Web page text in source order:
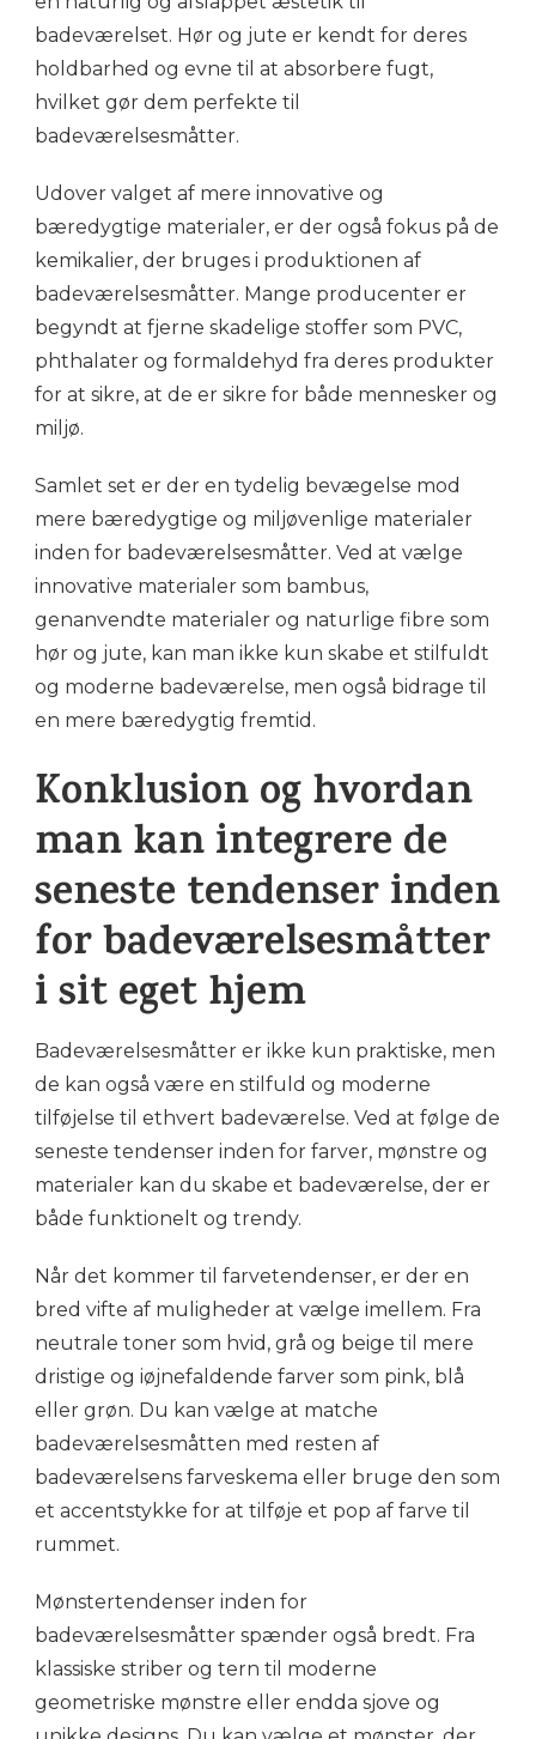
badeværelset. Hør og jute er kendt for deres
holdbarhed og evne til at absorbere fugt,
hvilket gør dem perfekte til
badeværelsesmåtter.
Udover valget af mere innovative og
bæredygtige materialer, er der også fokus på de
kemikalier, der bruges i produktionen af
badeværelsesmåtter. Mange producenter er
begyndt at fjerne skadelige stoffer som PVC,
phthalater og formaldehyd fra deres produkter
for at sikre, at de er sikre for både mennesker og
miljø.
Samlet set er der en tydelig bevægelse mod
mere bæredygtige og miljøvenlige materialer
inden for badeværelsesmåtter. Ved at vælge
innovative materialer som bambus,
genanvendte materialer og naturlige fibre som
hør og jute, kan man ikke kun skabe et stilfuldt
og moderne badeværelse, men også bidrage til
en mere bæredygtig fremtid.
Konklusion og hvordan
man kan integrere de
seneste tendenser inden
for badeværelsesmåtter
i sit eget hjem
Badeværelsesmåtter er ikke kun praktiske, men
de kan også være en stilfuld og moderne
tilføjelse til ethvert badeværelse. Ved at følge de
seneste tendenser inden for farver, mønstre og
materialer kan du skabe et badeværelse, der er
både funktionelt og trendy.
Når det kommer til farvetendenser, er der en
bred vifte af muligheder at vælge imellem. Fra
neutrale toner som hvid, grå og beige til mere
dristige og iøjnefaldende farver som pink, blå
eller grøn. Du kan vælge at matche
badeværelsesmåtten med resten af
badeværelsens farveskema eller bruge den som
et accentstykke for at tilføje et pop af farve til
rummet.
Mønstertendenser inden for
badeværelsesmåtter spænder også bredt. Fra
klassiske striber og tern til moderne
geometriske mønstre eller endda sjove og